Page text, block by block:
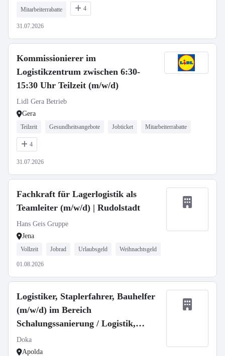
Mitarbeiterrabatte 4
31.07.2026
Kommissionierer im
Logistikzentrum zwischen 6:30-
15:30 Uhr Teilzeit (m/w/d)
Lidl Gera Betrieb
Gera
Teilzeit Gesundheitsangebote Jobticket Mitarbeiterrabatte
4
31.07.2026
Fachkraft für Lagerlogistik als
Teamleiter (m/w/d) | Rudolstadt
Hans Geis Gruppe
Jena
Vollzeit Jobrad Urlaubsgeld Weihnachtsgeld
01.08.2026
Logistiker, Staplerfahrer, Bauhelfer
(m/w/d) im Bereich
Schalungssanierung / Logistik,
Distribution Center Apolda
Doka
Apolda